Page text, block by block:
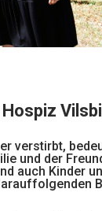
verstirbt,
und der
auch Kinder